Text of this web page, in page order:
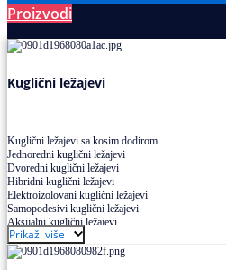
Proizvodi
Kuglični ležajevi
Kuglični ležajevi sa kosim dodirom
Jednoredni kuglični ležajevi
Dvoredni kuglični ležajevi
Hibridni kuglični ležajevi
Elektroizolovani kuglični ležajevi
Samopodesivi kuglični ležajevi
Aksijalni kuglični ležajevi
Kuglični ležajevi od nerđajućeg čelika
Prikaži više